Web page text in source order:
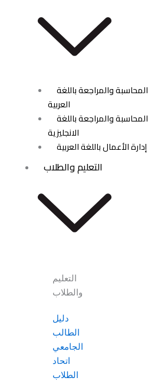
المحاسبة والمراجعة باللغة
العربية
المحاسبة والمراجعة باللغة
الانجليزية
إدارة الأعمال باللغة العربية
التعليم والطلاب
التعليم
والطلاب
دليل
الطالب
الجامعي
اتحاد
الطلاب